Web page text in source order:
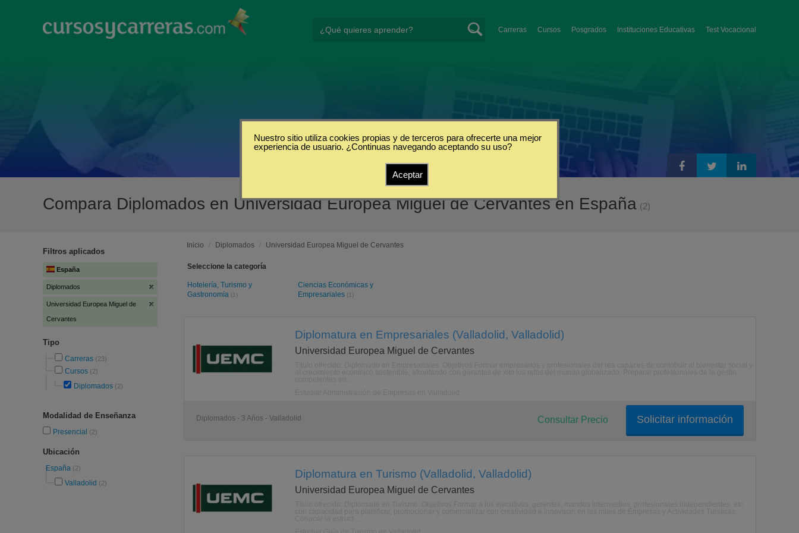
Carreras Cursos Posgrados Instituciones Educativas Test Vocacional
Compara Diplomados en Universidad Europea Miguel de Cervantes en España (2)
Filtros aplicados
España
Diplomados
Universidad Europea Miguel de
Cervantes
Tipo
Carreras (23)
Cursos (2)
Diplomados (2)
Modalidad de Enseñanza
Presencial (2)
Ubicación
España (2)
Valladolid (2)
Inicio / Diplomados / Universidad Europea Miguel de Cervantes
Seleccione la categoría
Hotelería, Turismo y
Gastronomía (1)
Ciencias Económicas y
Empresariales (1)
Diplomatura en Empresariales (Valladolid, Valladolid)
Universidad Europea Miguel de Cervantes
Diplomados - 3 Años - Valladolid Solicitar información
Consultar Precio
Diplomatura en Turismo (Valladolid, Valladolid)
Universidad Europea Miguel de Cervantes
Nuestro sitio utiliza cookies propias y de terceros para ofrecerte una mejor
experiencia de usuario. ¿Continuas navegando aceptando su uso?
Aceptar